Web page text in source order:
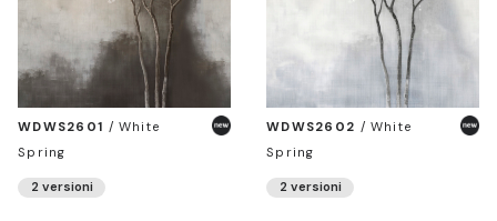
WDWS2601 / White
Spring
2 versioni
WDWS2602 / White
Spring
2 versioni